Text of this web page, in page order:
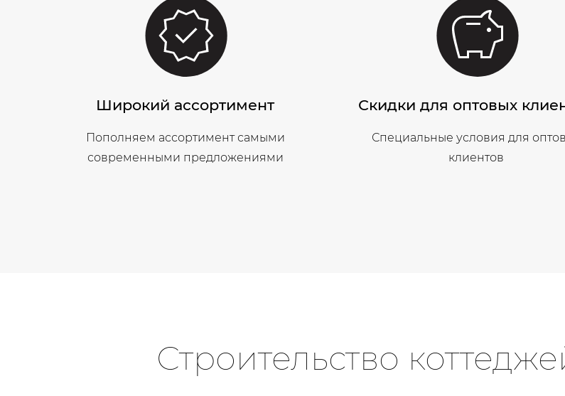
Широкий ассортимент
Пополняем ассортимент самыми
современными предложениями
Скидки для оптовых
Специальные условия для
клиентов
Строительство